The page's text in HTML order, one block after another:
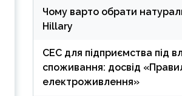
Чому варто обрати
Hillary
СЕС для підприємства під
споживання: досвід
електроживлення»